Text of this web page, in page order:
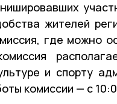
жителей
где можно
и спорту
комиссии — с